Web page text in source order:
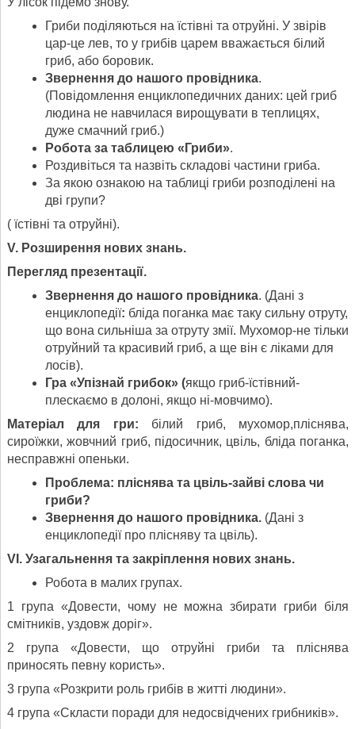
Гриби поділяються на їстівні та отруйні. У звірів
цар-це лев, то у грибів царем вважається білий
гриб, або боровик.
Звернення до нашого провідника.
(Повідомлення енциклопедичних даних: цей гриб
людина не навчилася вирощувати в теплицях,
дуже смачний гриб.)
Робота за таблицею «Гриби».
Роздивіться та назвіть складові частини гриба.
За якою ознакою на таблиці гриби розподілені на
дві групи?
( їстівні та отруйні).
V. Розширення нових знань.
Перегляд презентації.
Звернення до нашого провідника. (Дані з
енциклопедії: бліда поганка має таку сильну отруту,
що вона сильніша за отруту змії. Мухомор-не тільки
отруйний та красивий гриб, а ще він є ліками для
лосів).
Гра «Упізнай грибок» (якщо гриб-їстівний-
плескаємо в долоні, якщо ні-мовчимо).
Матеріал для гри: білий гриб, мухомор,пліснява,
сироїжки, жовчний гриб, підосичник, цвіль, бліда поганка,
несправжні опеньки.
Проблема: пліснява та цвіль-зайві слова чи
гриби?
Звернення до нашого провідника. (Дані з
енциклопедії про плісняву та цвіль).
VI. Узагальнення та закріплення нових знань.
Робота в малих групах.
1 група «Довести, чому не можна збирати гриби біля
смітників, уздовж доріг».
2 група «Довести, що отруйні гриби та пліснява
приносять певну користь».
3 група «Розкрити роль грибів в житті людини».
4 група «Скласти поради для недосвідчених грибників».